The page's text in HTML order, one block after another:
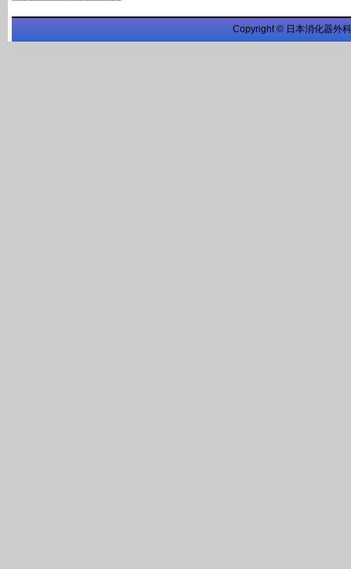
Copyright © 日本消化器外